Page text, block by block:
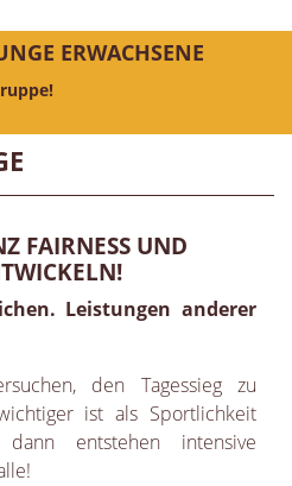
ERWACHSENE
FAIRNESS UND
Leistungen anderer
den Tagessieg zu
ist als Sportlichkeit
entstehen intensive